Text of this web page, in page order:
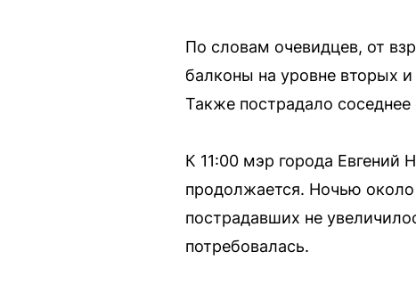
По словам очевидцев, от
балконы на уровне вторых
Также пострадало
К 11:00 мэр города Евгений
продолжается. Ночью
пострадавших не
потребовалась.